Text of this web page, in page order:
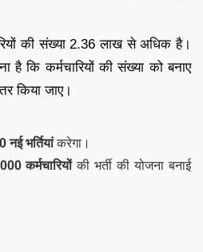
की संख्या 2.36 लाख से अधिक है।
है कि कर्मचारियों की संख्या को बनाए
किया जाए।
नई भर्तियांकरेगा।
कर्मचारियोंकी भर्ती की योजना बनाई